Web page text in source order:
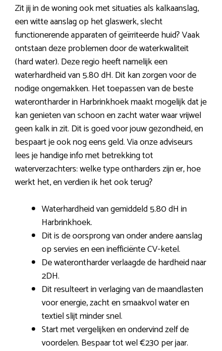
Zit jij in de woning ook met situaties als kalkaanslag,
een witte aanslag op het glaswerk, slecht
functionerende apparaten of geïrriteerde huid? Vaak
ontstaan deze problemen door de waterkwaliteit
(hard water). Deze regio heeft namelijk een
waterhardheid van 5.80 dH. Dit kan zorgen voor de
nodige ongemakken. Het toepassen van de beste
waterontharder in Harbrinkhoek maakt mogelijk dat je
kan genieten van schoon en zacht water waar vrijwel
geen kalk in zit. Dit is goed voor jouw gezondheid, en
bespaart je ook nog eens geld. Via onze adviseurs
lees je handige info met betrekking tot
waterverzachters: welke type ontharders zijn er, hoe
werkt het, en verdien ik het ook terug?
Waterhardheid van gemiddeld 5.80 dH in
Harbrinkhoek.
Dit is de oorsprong van onder andere aanslag
op servies en een inefficiënte CV-ketel.
De waterontharder verlaagde de hardheid naar
2DH.
Dit resulteert in verlaging van de maandlasten
voor energie, zacht en smaakvol water en
textiel slijt minder snel.
Start met vergelijken en ondervind zelf de
voordelen. Bespaar tot wel €230 per jaar.